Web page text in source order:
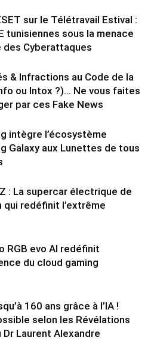
sur le Télétravail Estival :
tunisiennes sous la menace
des Cyberattaques
& Infractions au Code de la
ou Intox ?)… Ne vous faites
par ces Fake News
intègre l’écosystème
Galaxy aux Lunettes de tous
: La supercar électrique de
qui redéfinit l’extrême
RGB evo AI redéfinit
du cloud gaming
160 ans grâce à l’IA !
selon les Révélations
Dr Laurent Alexandre